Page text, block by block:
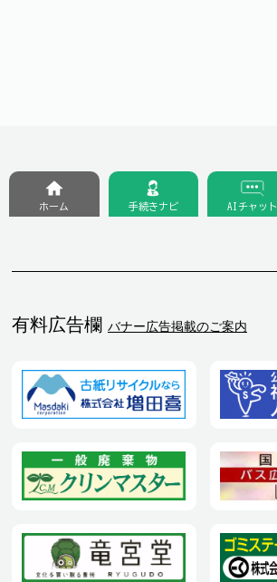
有料広告欄 バナー広告掲載のご案内
ホーム 手続きナビ AIチャット